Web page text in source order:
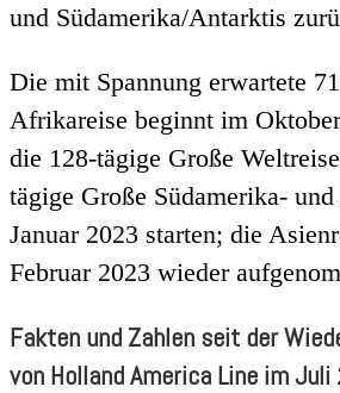
und Südamerika/Antarktis
Die mit Spannung erwartete
Afrikareise beginnt im
die 128-tägige Große
tägige Große Südamerika-
Januar 2023 starten; die
Februar 2023 wieder
Fakten und Zahlen seit der
von Holland America Line im